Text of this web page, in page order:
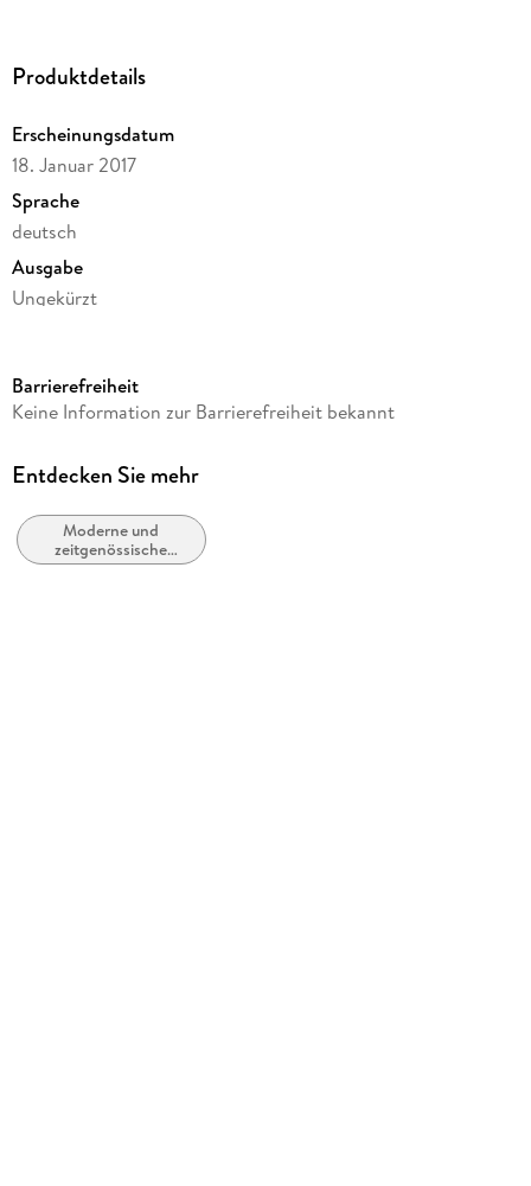
Produktdetails
Erscheinungsdatum
18. Januar 2017
Sprache
deutsch
Ausgabe
Ungekürzt
Laufzeit
Autor/Autorin
Sprecher/Sprecherin
Gert Heidenreich
Barrierefreiheit
Keine Information zur Barrierefreiheit bekannt
Entdecken Sie mehr
Moderne und
zeitgenössische
Belletristik: allgemein